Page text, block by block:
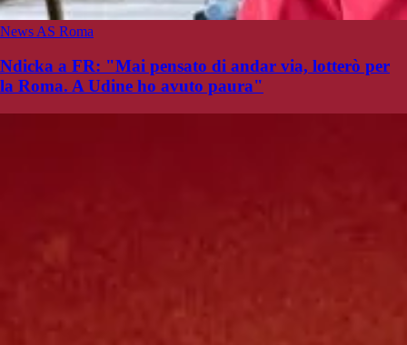
News AS Roma
Ndicka a FR: "Mai pensato di andar via, lotterò per
la Roma. A Udine ho avuto paura"